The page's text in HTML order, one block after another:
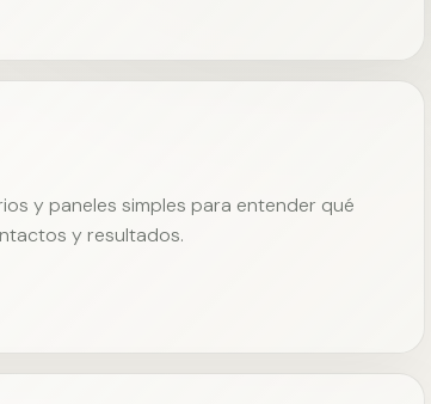
y paneles simples para entender qué
y resultados.